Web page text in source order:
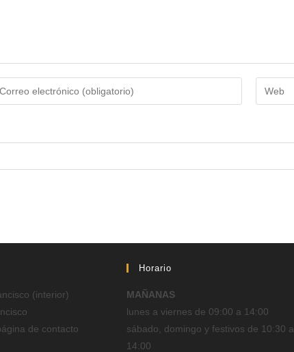
(interior)
de contacto
Horario
MAÑANAS
lunes a viernes de 09:00 a 14:00
sábado, domingo y festivos de 10:30 a
14:00